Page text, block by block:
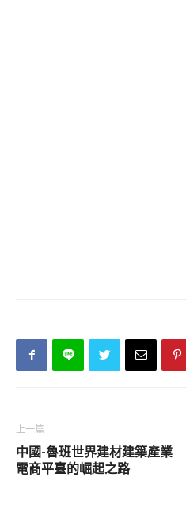
上一篇
中國-魯班世界建材建築產業
電商平臺的崛起之路